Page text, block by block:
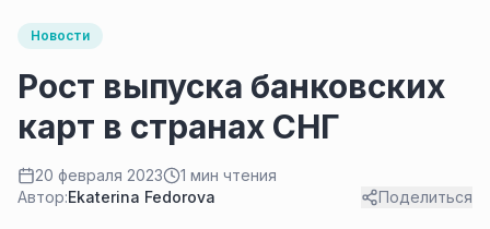
Новости
Рост выпуска банковских
карт в странах СНГ
20 февраля 2023
1 мин чтения
Автор:Ekaterina Fedorova Поделиться